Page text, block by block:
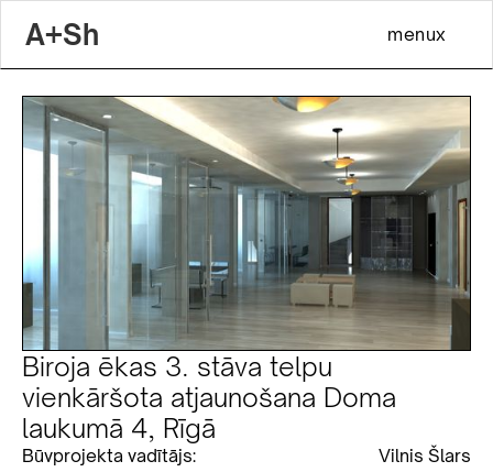
A+Sh menux
Biroja ēkas 3. stāva telpu
vienkāršota atjaunošana Doma
laukumā 4, Rīgā
Būvprojekta vadītājs:
Vilnis Šlars